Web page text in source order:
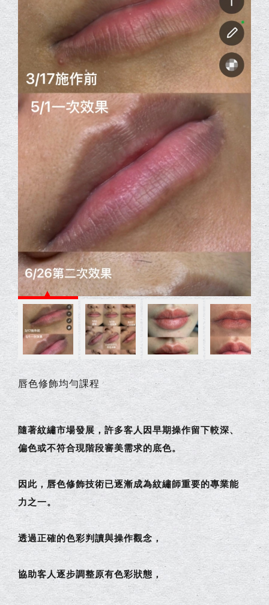
唇色修飾均勻課程
隨著紋繡市場發展，許多客人因早期操作留下較深、
偏色或不符合現階段審美需求的底色。
因此，唇色修飾技術已逐漸成為紋繡師重要的專業能
力之一。
透過正確的色彩判讀與操作觀念，
協助客人逐步調整原有色彩狀態，